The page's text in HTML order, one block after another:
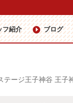
フ紹介 ブログ
テージ王子神谷 王子